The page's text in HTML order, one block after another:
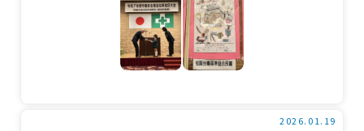
車やストレッチャー、点滴棒やマスクといった
細かい医療機器まで上手に描かれています。
表彰状を受け取るとき、もらうまでずっと手
に残っています。彗真さんは「名前も全部自分で
2026.01.19